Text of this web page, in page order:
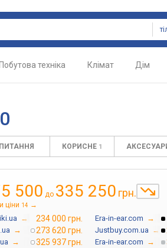
Побутова техніка Клімат Дім
КОРИСНЕ 1
500 до 335 250 грн.
ціни 14 →
→ 234 000 грн. Era-in-ear.com →
→ 273 620 грн. Justbuy.com.ua →
→ 325 937 грн. Era-in-ear.com →